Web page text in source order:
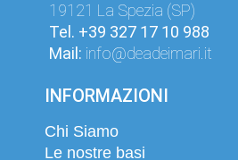
19121 La Spezia (SP)
Tel. +39 327 17 10 988
Mail: info@deadeimari.it
INFORMAZIONI
Chi Siamo
Le nostre basi